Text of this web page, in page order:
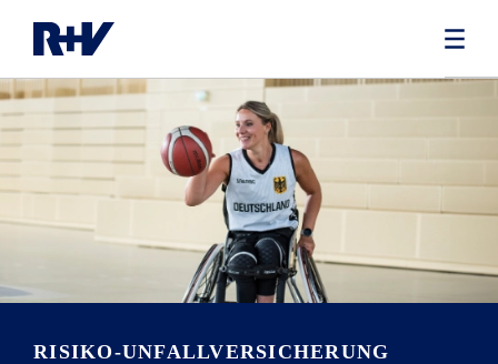
RISIKO-UNFALLVERSICHERUNG